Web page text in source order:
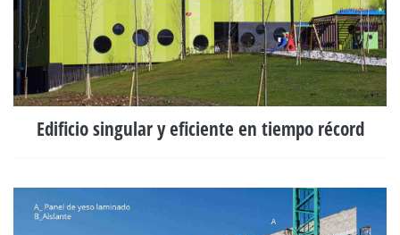
Edificio singular y eficiente en tiempo récord